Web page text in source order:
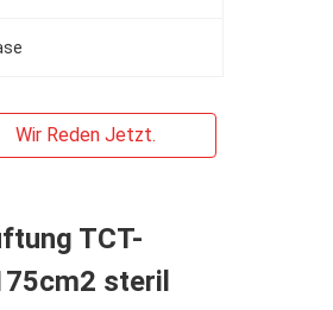
Wir Reden Jetzt.
TCT-
steril